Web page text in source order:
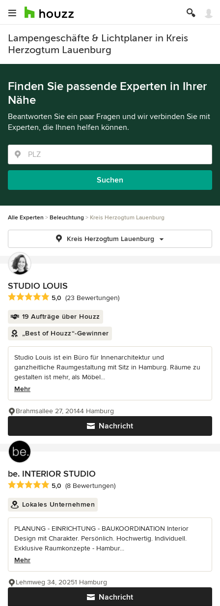
Lampengeschäfte & Lichtplaner in Kreis
Herzogtum Lauenburg
Finden Sie passende Experten in Ihrer
Nähe
Beantworten Sie ein paar Fragen und wir verbinden Sie mit
Experten, die Ihnen helfen können.
Suchen
Alle Experten Beleuchtung Kreis Herzogtum Lauenburg
Kreis Herzogtum Lauenburg
STUDIO LOUIS
Durchschnittliche Bewertung: 5 von 5 Sternen
5,0 (23 Bewertungen)
19 Aufträge über Houzz
„Best of Houzz“-Gewinner
Studio Louis ist ein Büro für Innenarchitektur und
ganzheitliche Raumgestaltung mit Sitz in Hamburg. Räume zu
gestalten ist mehr, als Möbel...
Mehr
Nachricht
Brahmsallee 27, 20144 Hamburg
be. INTERIOR STUDIO
Durchschnittliche Bewertung: 5 von 5 Sternen
5,0 (8 Bewertungen)
Lokales Unternehmen
PLANUNG - EINRICHTUNG - BAUKOORDINATION Interior
Design mit Charakter. Persönlich. Hochwertig. Individuell.
Exklusive Raumkonzepte - Hambur...
Mehr
Nachricht
Lehmweg 34, 20251 Hamburg